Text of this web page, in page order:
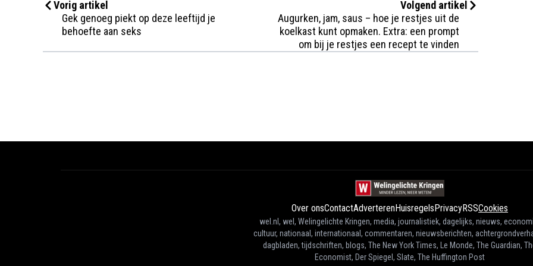
Vorig artikel
Gek genoeg piekt op deze leeftijd je
behoefte aan seks
Volgend artikel
Augurken, jam, saus – hoe je restjes uit de
koelkast kunt opmaken. Extra: een prompt
om bij je restjes een recept te vinden
Over onsContactAdverterenHuisregelsPrivacyRSSCookies
wel.nl, wel, Welingelichte Kringen, media, journalistiek, dagelijks, nieuws,
cultuur, nationaal, internationaal, commentaren, nieuwsberichten,
dagbladen, tijdschriften, blogs, The New York Times, Le Monde, The Guardian,
Economist, Der Spiegel, Slate, The Huffington Post